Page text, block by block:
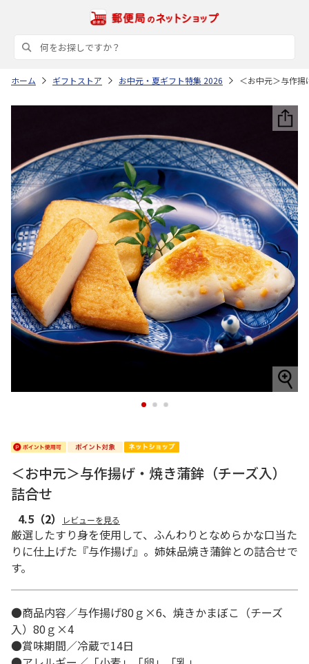
ホーム ギフトストア お中元・夏ギフト特集 2026 ＜お中元＞与作
1 2 3
＜お中元＞与作揚げ・焼き蒲鉾（チーズ入）
詰合せ
4.5 （2） レビューを見る
厳選したすり身を使用して、ふんわりとなめらかな口当た
りに仕上げた『与作揚げ』。姉妹品焼き蒲鉾との詰合せで
す。
●商品内容／与作揚げ80ｇ×6、焼きかまぼこ（チーズ
入）80ｇ×4
●賞味期間／冷蔵で14日